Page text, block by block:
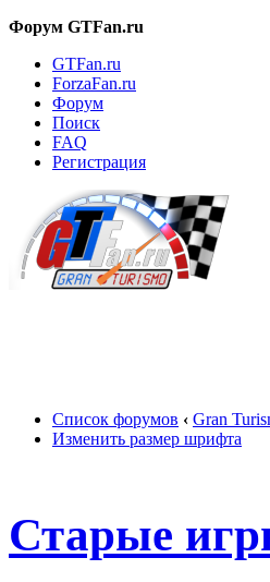
Форум GTFan.ru
GTFan.ru
ForzaFan.ru
Форум
Поиск
FAQ
Регистрация
Список форумов ‹ Gran
Изменить размер шрифта
Старые